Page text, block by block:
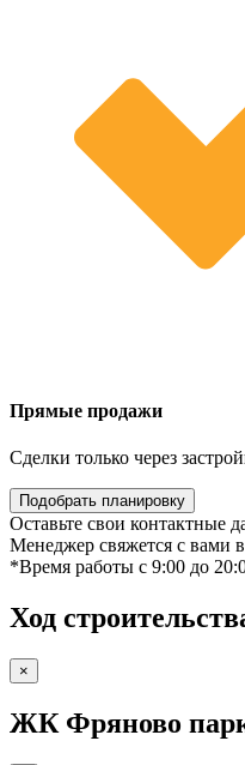
Прямые продажи
Сделки только через
Подобрать планировку
Оставьте свои контактные
Менеджер свяжется с вами
*Время работы c 9:00 до
Ход
×
ЖК Фряново